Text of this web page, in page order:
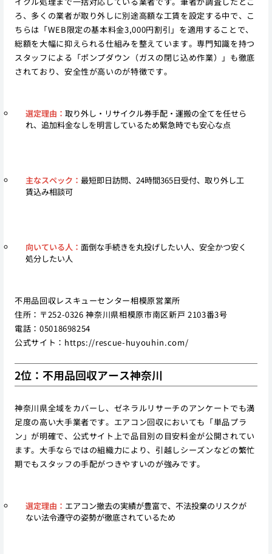
ろ、多くの業者が取り外しに別途高額な工賃を設定する中で、こ
ちらは「WEB限定の基本料金3,000円割引」を適用することで、
総額を大幅に抑えられる仕組みを整えています。専門知識を持つ
スタッフによる「ポンプダウン（ガスの閉じ込め作業）」も徹底
されており、安全性が高いのが特徴です。
選定理由： 取り外し・リサイクル券手配・運搬の全てを任せら
れ、追加料金なしを明言しているため緊急時でも安心な点
主なスペック： 最短即日訪問、24時間365日受付、取り外し工
賃込み相談可
向いている人： 面倒な手続きを丸投げしたい人、安全かつ安く
処分したい人
不用品回収レスキューセンター相模原営業所
住所：〒252-0326 神奈川県相模原市南区新戸 2103番3号
電話：05018698254
公式サイト： https://rescue-huyouhin.com/
2位：不用品回収アース神奈川
神奈川県全域をカバーし、ゼネラルリサーチのアンケートでも満
足度の高い大手業者です。エアコン回収においても「単品プラ
ン」が明確で、公式サイト上で品目別の目安料金が公開されてい
ます。大手ならではの組織力により、引越しシーズンなどの繁忙
期でもスタッフの手配がつきやすいのが強みです。
選定理由： エアコン撤去の実績が豊富で、不法投棄のリスクが
ない法令遵守の姿勢が徹底されているため